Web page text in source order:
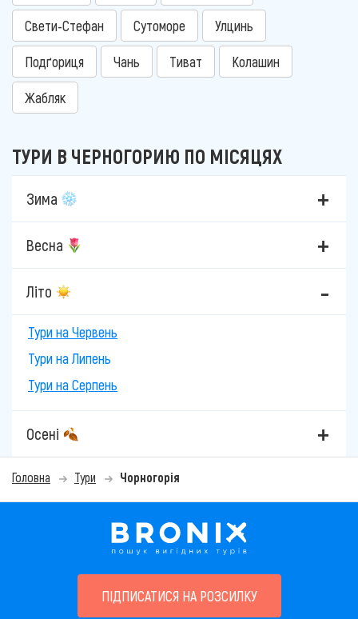
Свети-Стефан Сутоморе Улцинь
Подґориця Чань Тиват Колашин
Жабляк
ТУРИ В ЧЕРНОГОРИЮ ПО МІСЯЦЯХ
Зима
Весна
Літо
Тури на Червень
Тури на Липень
Тури на Серпень
Осені
Головна Тури Чорногорія
ПІДПИСАТИСЯ НА РОЗСИЛКУ